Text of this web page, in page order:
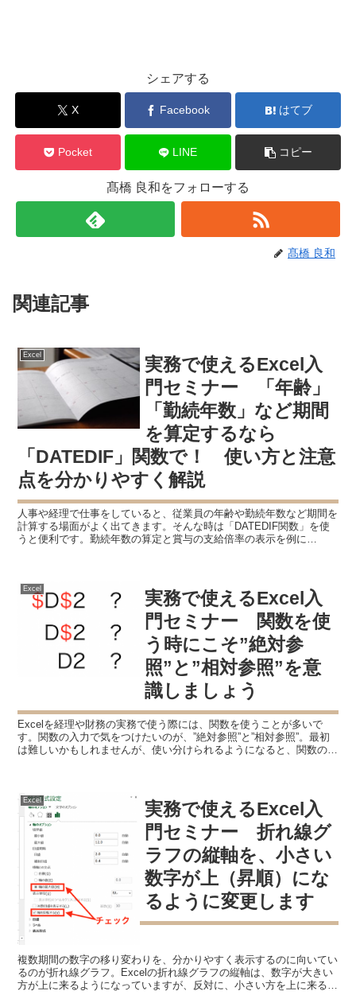
シェアする
X Facebook はてブ
Pocket LINE コピー
髙橋 良和をフォローする
髙橋 良和
関連記事
Excel
実務で使えるExcel入
門セミナー 「年齢」
「勤続年数」など期間
を算定するなら
「DATEDIF」関数で！ 使い方と注意
点を分かりやすく解説
人事や経理で仕事をしていると、従業員の年齢や勤続年数など期間を
計算する場面がよく出てきます。そんな時は「DATEDIF関数」を使
うと便利です。勤続年数の算定と賞与の支給倍率の表示を例に
Excel
実務で使えるExcel入
門セミナー 関数を使
う時にこそ”絶対参
照”と”相対参照”を意
識しましょう
Excelを経理や財務の実務で使う際には、関数を使うことが多いで
す。関数の入力で気をつけたいのが、”絶対参照”と”相対参照”。最初
は難しいかもしれませんが、使い分けられるようになると、関数の入
Excel
実務で使えるExcel入
門セミナー 折れ線グ
ラフの縦軸を、小さい
数字が上（昇順）にな
るように変更します
複数期間の数字の移り変わりを、分かりやすく表示するのに向いてい
るのが折れ線グラフ。Excelの折れ線グラフの縦軸は、数字が大きい
方が上に来るようになっていますが、反対に、小さい方を上に来るよ